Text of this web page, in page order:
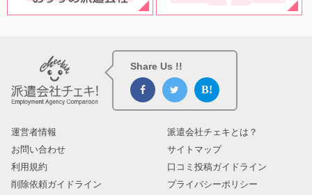
Share Us !!
運営者情報
派遣会社チェキとは？
お問い合わせ
サイトマップ
利用規約
口コミ投稿ガイドライン
削除依頼ガイドライン
プライバシーポリシー